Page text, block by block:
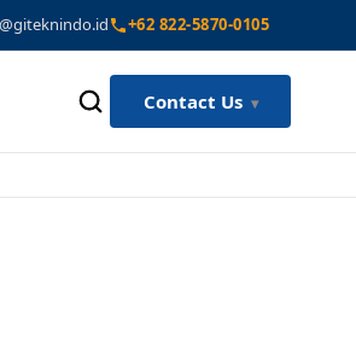
+62 822-5870-0105
Contact Us